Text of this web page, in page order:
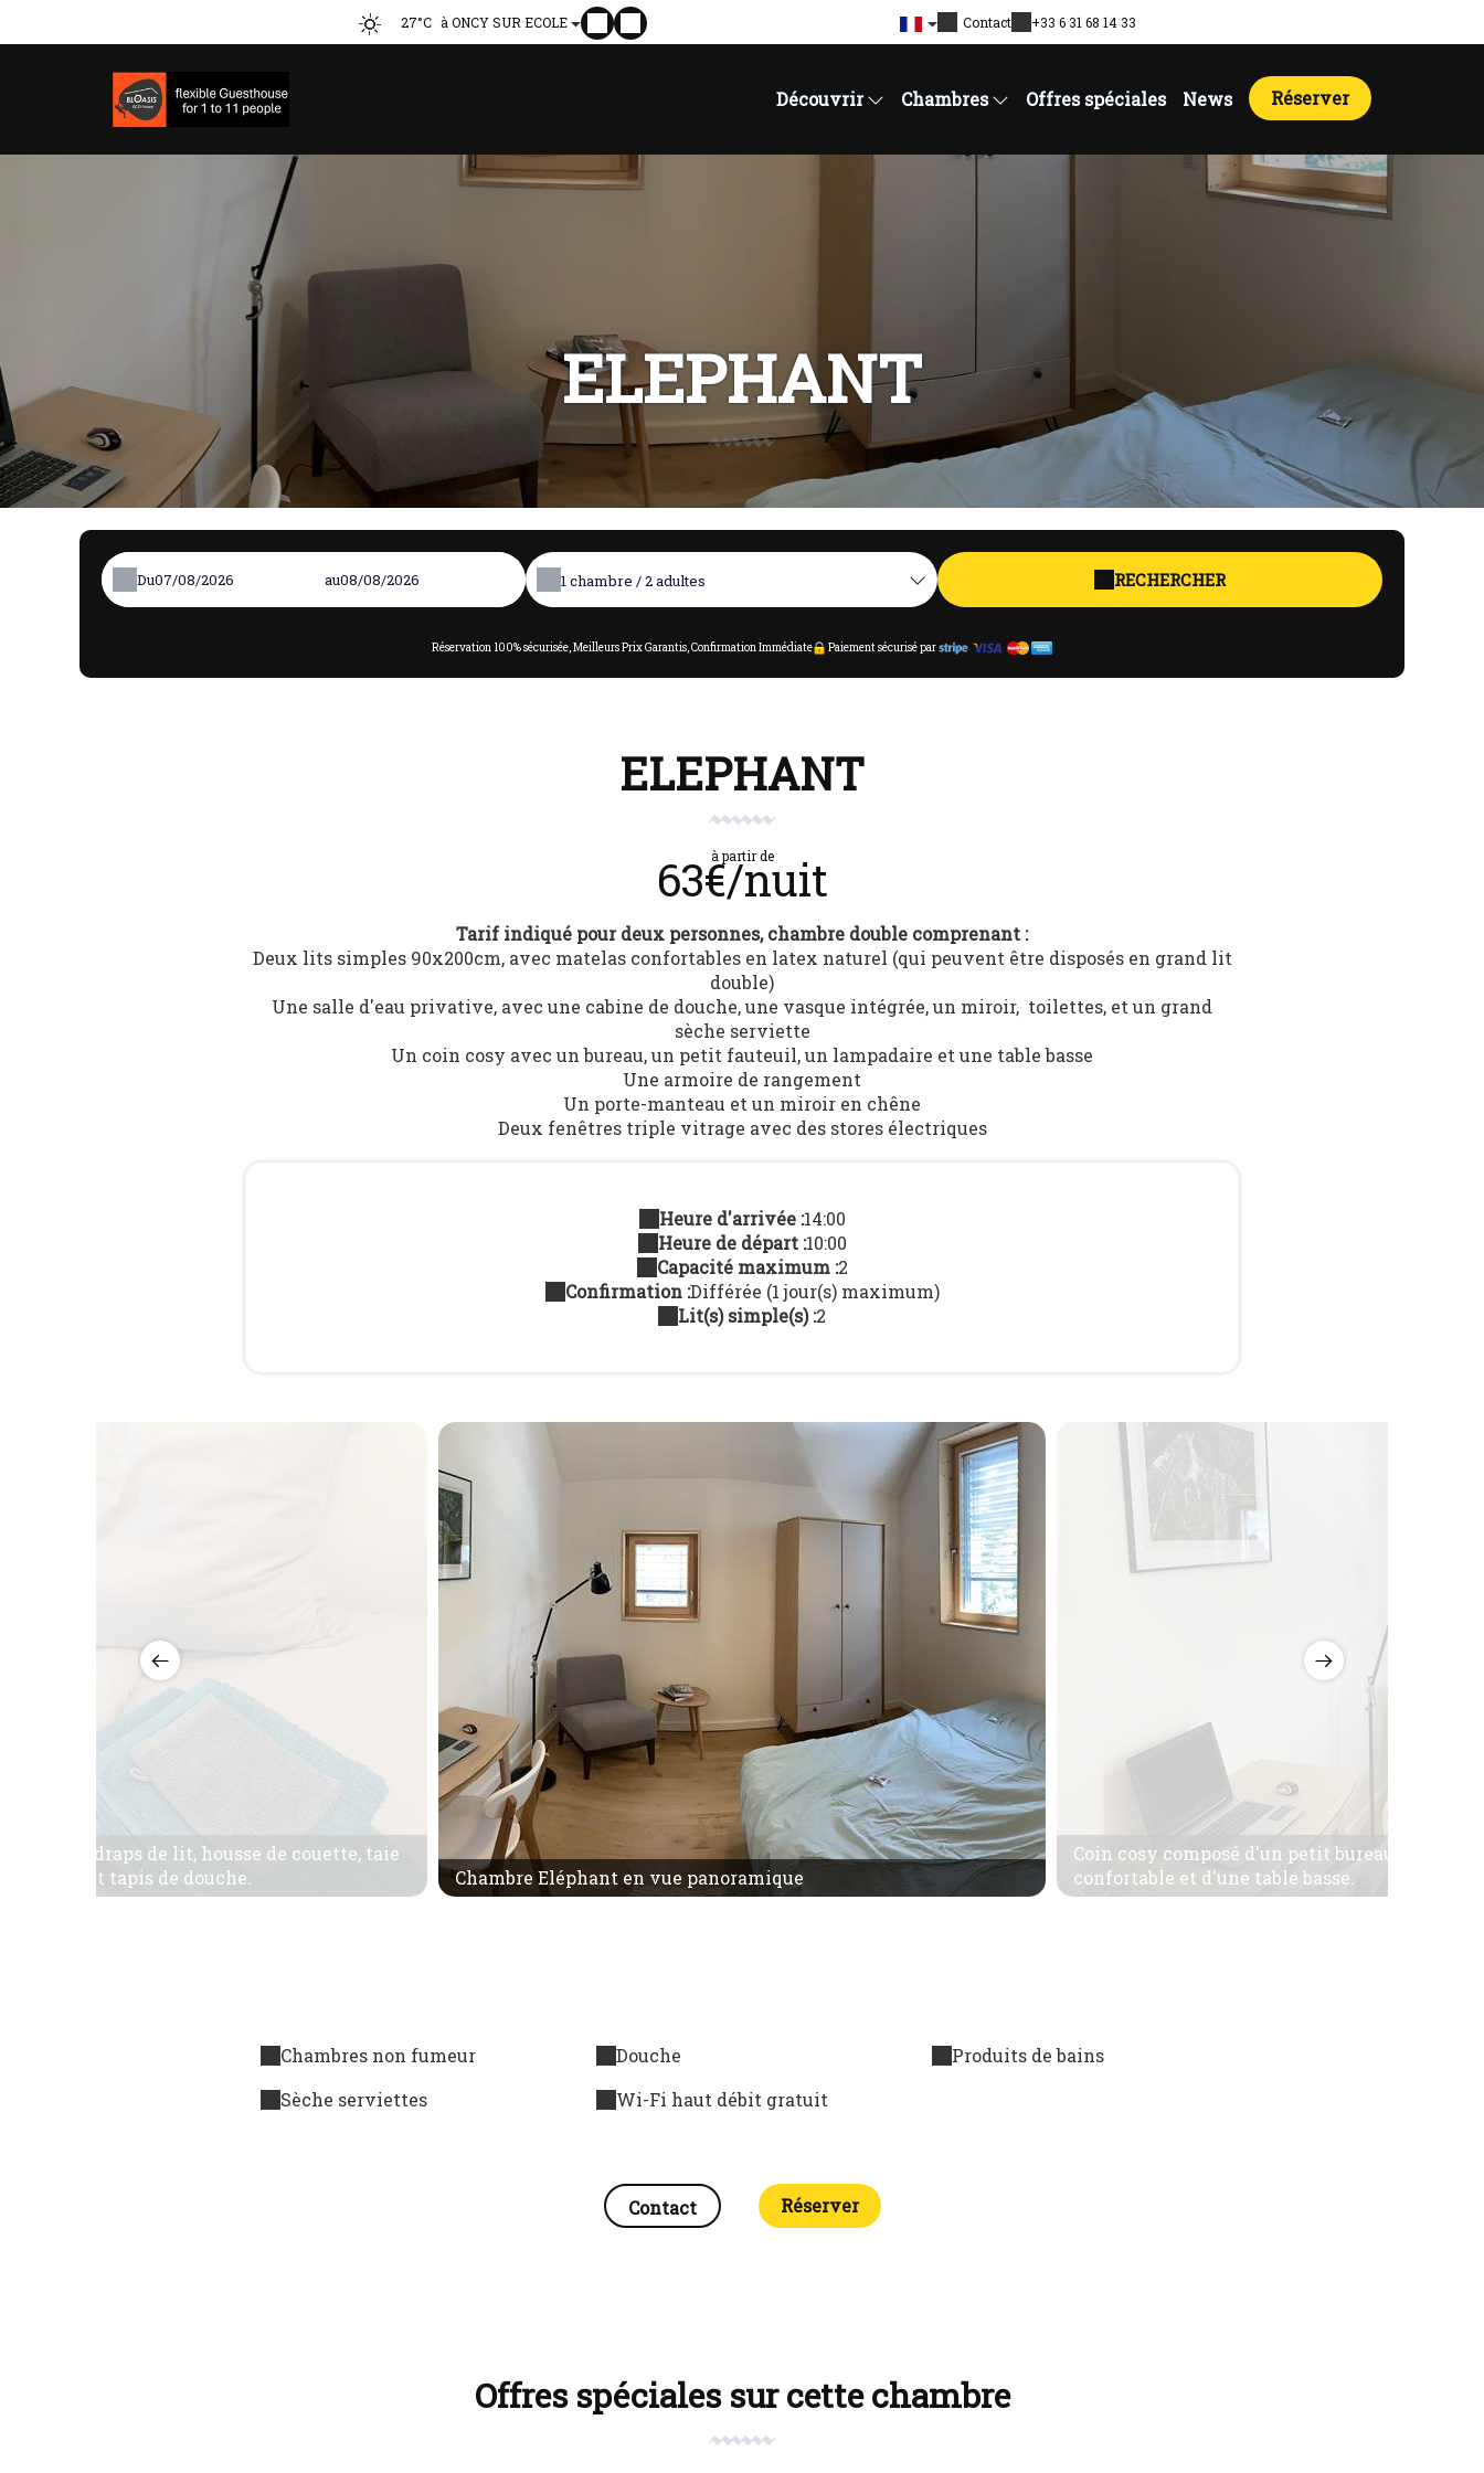
27°C à ONCY SUR ECOLE Contact +33 6 31 68 14 33
Découvrir Chambres Offres spéciales News Réserver
ELEPHANT
Du au 1chambre /2adultes RECHERCHER
Réservation 100% sécurisée, Meilleurs Prix Garantis, Confirmation Immédiate Paiement sécurisé par
ELEPHANT
à partir de
63€/nuit
Tarif indiqué pour deux personnes, chambre double comprenant :
Deux lits simples 90x200cm, avec matelas confortables en latex naturel (qui peuvent être disposés en grand lit
double)
Une salle d'eau privative, avec une cabine de douche, une vasque intégrée, un miroir, toilettes, et un grand
sèche serviette
Un coin cosy avec un bureau, un petit fauteuil, un lampadaire et une table basse
Une armoire de rangement
Un porte-manteau et un miroir en chêne
Deux fenêtres triple vitrage avec des stores électriques
Heure d'arrivée :14:00
Heure de départ :10:00
Capacité maximum :2
Confirmation :Différée (1 jour(s) maximum)
Lit(s) simple(s) :2
de draps de lit, housse de couette, taie
de bain et tapis de douche.
Chambre Eléphant en vue panoramique
Coin cosy composé d'un petit bureau et sa
confortable et d'une table basse.
Chambres non fumeur Douche
Produits de bains
Sèche serviettes
Wi-Fi haut débit gratuit
Contact Réserver
Offres spéciales sur cette chambre